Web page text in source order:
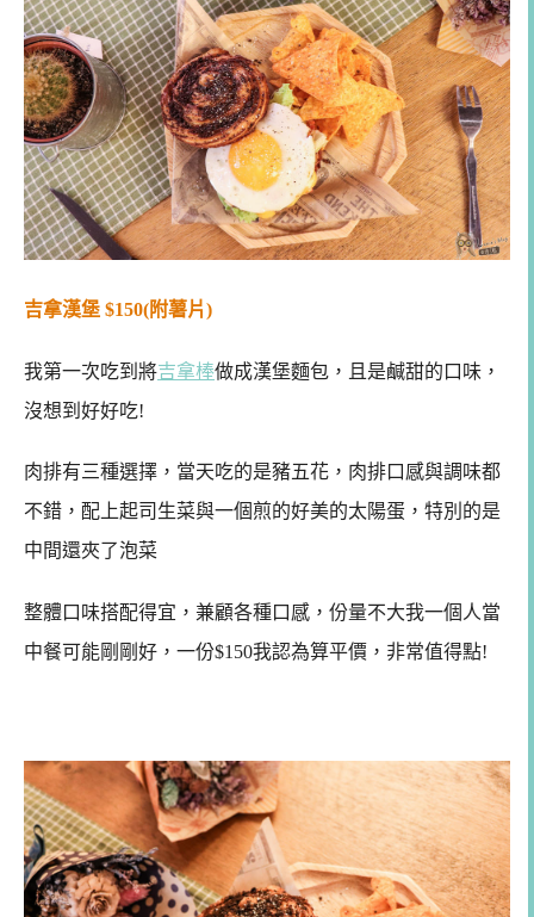
吉拿漢堡 $150(附薯片)
我第一次吃到將吉拿棒做成漢堡麵包，且是鹹甜的口味，
沒想到好好吃!
肉排有三種選擇，當天吃的是豬五花，肉排口感與調味都
不錯，配上起司生菜與一個煎的好美的太陽蛋，特別的是
中間還夾了泡菜
整體口味搭配得宜，兼顧各種口感，份量不大我一個人當
中餐可能剛剛好，一份$150我認為算平價，非常值得點!